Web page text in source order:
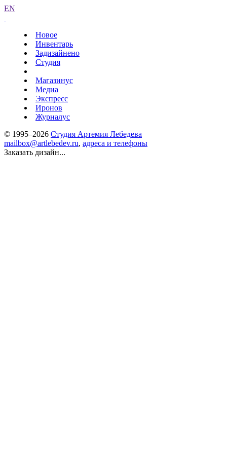
EN
Новое
Инвентарь
Задизайнено
Студия
Магазинус
Медиа
Экспресс
Иронов
Журналус
© 1995–2026 Студия Артемия Лебедева
mailbox@artlebedev.ru, адреса и телефоны
Заказать дизайн...